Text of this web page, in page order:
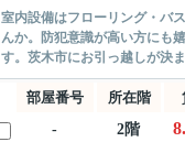
室内設備はフローリング・バ
んか。防犯意識が高い方にも
す。茨木市にお引っ越しが決
部屋番号 所在階
-
2階